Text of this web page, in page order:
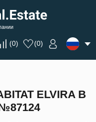
(0) (0)
ELVIRA В